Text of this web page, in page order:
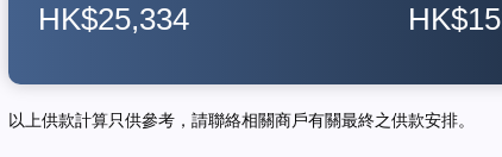
HK$25,334
以上供款計算只供參考，請聯絡相關商戶有關最終之供款安排。